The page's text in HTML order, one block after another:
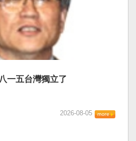
一五台灣獨立了
2026-08-05